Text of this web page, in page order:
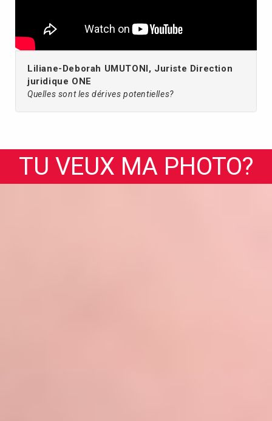
Liliane-Deborah UMUTONI, Juriste Direction
juridique ONE
Quelles sont les dérives potentielles?
TU VEUX MA PHOTO?